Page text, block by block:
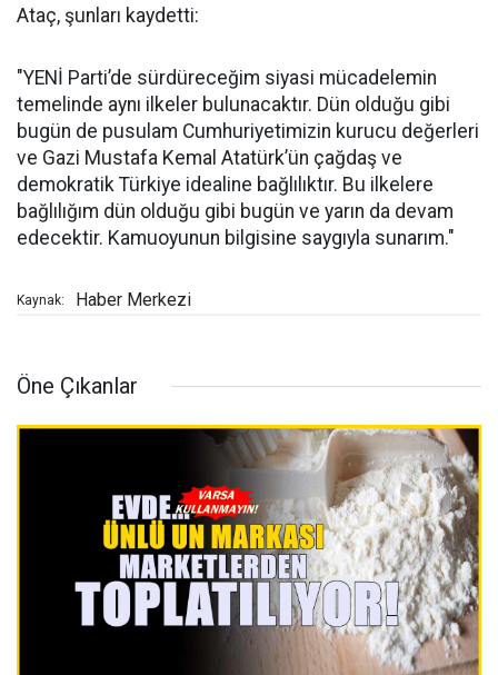
Ataç, şunları kaydetti:
"YENİ Parti’de sürdüreceğim siyasi mücadelemin
temelinde aynı ilkeler bulunacaktır. Dün olduğu gibi
bugün de pusulam Cumhuriyetimizin kurucu değerleri
ve Gazi Mustafa Kemal Atatürk’ün çağdaş ve
demokratik Türkiye idealine bağlılıktır. Bu ilkelere
bağlılığım dün olduğu gibi bugün ve yarın da devam
edecektir. Kamuoyunun bilgisine saygıyla sunarım."
Kaynak: Haber Merkezi
Öne Çıkanlar